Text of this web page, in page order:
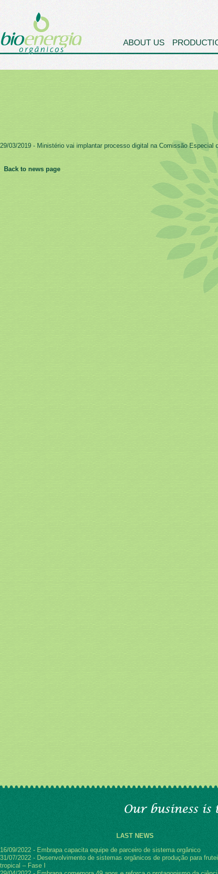
ABOUT US
29/03/2019 - Ministério vai implantar processo digital na Comissão Especial
Back to news page
LAST NEWS
16/09/2022 - Embrapa capacita equipe de parceiro de sistema orgânico
31/07/2022 - Desenvolvimento de sistemas orgânicos de produção para
tropical – Fase I